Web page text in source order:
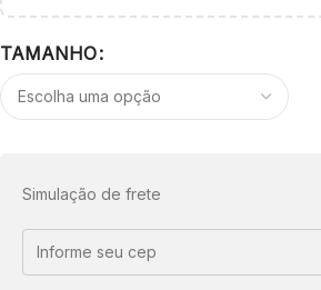
TAMANHO
Simulação de frete